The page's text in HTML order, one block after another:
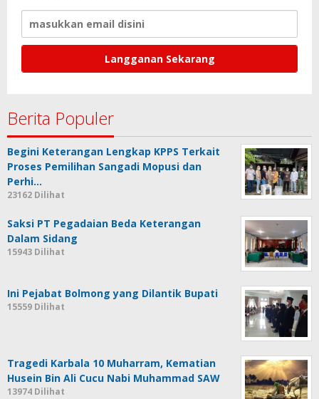
Berita Populer
Begini Keterangan Lengkap KPPS Terkait
Proses Pemilihan Sangadi Mopusi dan
Perhi…
23162 Dilihat
Saksi PT Pegadaian Beda Keterangan
Dalam Sidang
15943 Dilihat
Ini Pejabat Bolmong yang Dilantik Bupati
15559 Dilihat
Tragedi Karbala 10 Muharram, Kematian
Husein Bin Ali Cucu Nabi Muhammad SAW
13974 Dilihat